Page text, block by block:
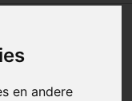
en andere